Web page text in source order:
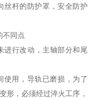
的防护罩，安全防护
同点
改动，主轴部分和尾
，导轨已磨损，为了
，必须经过淬火工序，